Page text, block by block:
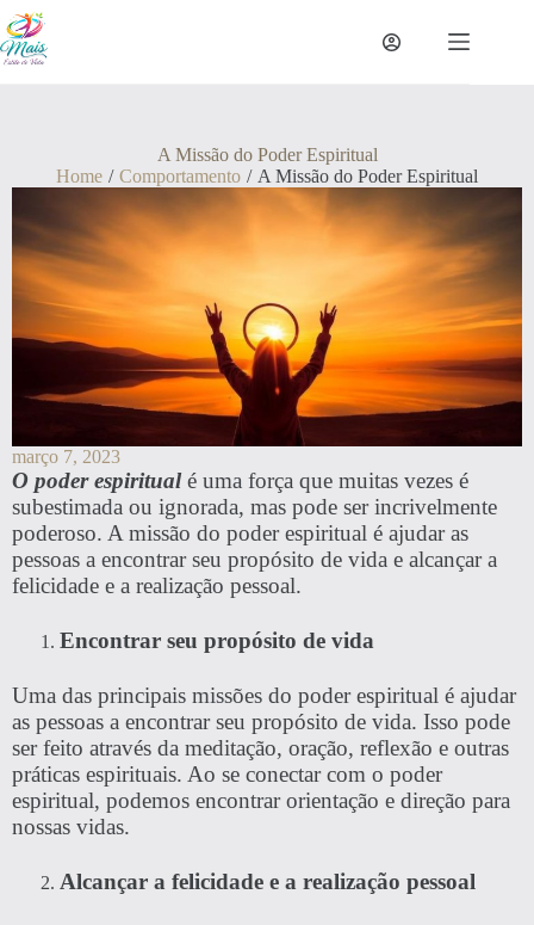
A Missão do Poder Espiritual
Home / Comportamento / A Missão do Poder Espiritual
março 7, 2023
O poder espiritualé uma força que muitas vezes é
subestimada ou ignorada, mas pode ser incrivelmente
poderoso. A missão do poder espiritual é ajudar as
pessoas a encontrar seu propósito de vida e alcançar a
felicidade e a realização pessoal.
Encontrar seu propósito de vida
Uma das principais missões do poder espiritual é ajudar
as pessoas a encontrar seu propósito de vida. Isso pode
ser feito através da meditação, oração, reflexão e outras
práticas espirituais. Ao se conectar com o poder
espiritual, podemos encontrar orientação e direção para
nossas vidas.
Alcançar a felicidade e a realização pessoal